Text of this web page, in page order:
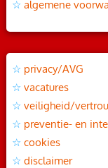
algemene
privacy/AVG
vacatures
veiligheid/
preventie- en
cookies
disclaimer